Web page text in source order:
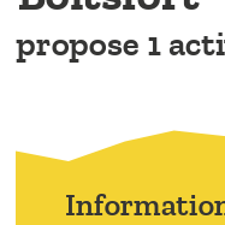
VOUS
Trouver
propose 1